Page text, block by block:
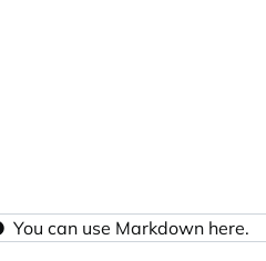
You can use Markdown here.